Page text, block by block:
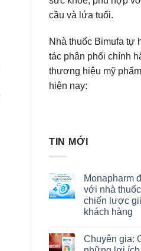
cầu và lứa tuổi.
Nhà thuốc Bimufa tự
tác phân phối chính
thương hiệu mỹ
hiện nay:
TIN MỚI
Monapharm
với nhà
chiến lược
khách hàng
Chuyên gia: